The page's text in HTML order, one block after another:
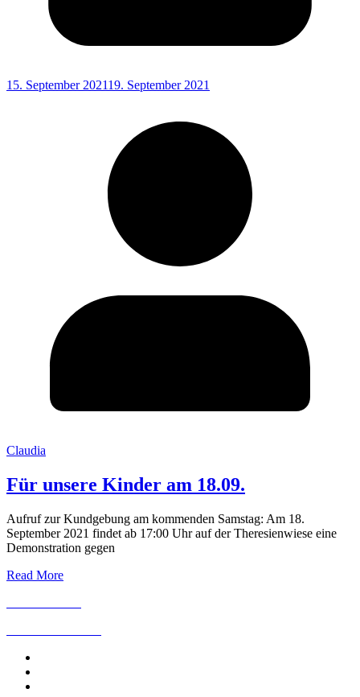
15. September 202119. September 2021
Claudia
Für unsere Kinder am 18.09.
Aufruf zur Kundgebung am kommenden Samstag: Am 18.
September 2021 findet ab 17:00 Uhr auf der Theresienwiese eine
Demonstration gegen
Read More